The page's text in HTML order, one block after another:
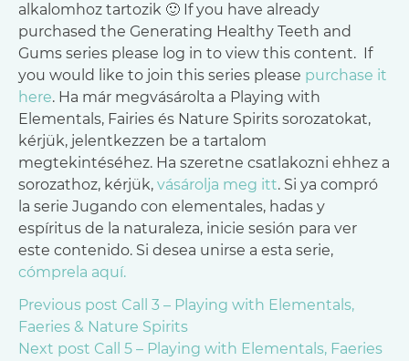
alkalomhoz tartozik 🙂 If you have already
purchased the Generating Healthy Teeth and
Gums series please log in to view this content. If
you would like to join this series please purchase it
here. Ha már megvásárolta a Playing with
Elementals, Fairies és Nature Spirits sorozatokat,
kérjük, jelentkezzen be a tartalom
megtekintéséhez. Ha szeretne csatlakozni ehhez a
sorozathoz, kérjük, vásárolja meg itt. Si ya compró
la serie Jugando con elementales, hadas y
espíritus de la naturaleza, inicie sesión para ver
este contenido. Si desea unirse a esta serie,
cómprela aquí.
Post
navigation
Previous post Call 3 – Playing with Elementals,
Faeries & Nature Spirits
Next post Call 5 – Playing with Elementals, Faeries